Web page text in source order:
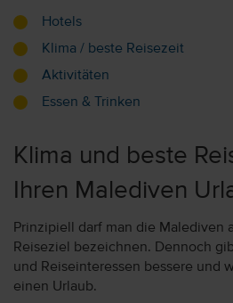
Hotels
Klima / beste Reisezeit
Aktivitäten
Essen & Trinken
Klima und beste
Ihren Malediven
Prinzipiell darf man die Malediven
Reiseziel bezeichnen. Dennoch
und Reiseinteressen bessere und
einen Urlaub.